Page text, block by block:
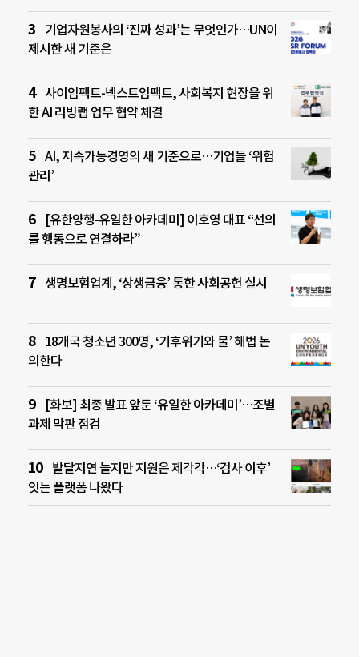
기업자원봉사의 ‘진짜 성과’는 무엇인가…UN이
제시한 새 기준은
사이임팩트-넥스트임팩트, 사회복지 현장을 위
한 AI 리빙랩 업무 협약 체결
AI, 지속가능경영의 새 기준으로…기업들 ‘위험
관리’
[유한양행-유일한 아카데미] 이호영 대표 “선의
를 행동으로 연결하라”
생명보험업계, ‘상생금융’ 통한 사회공헌 실시
18개국 청소년 300명, ‘기후위기와 물’ 해법 논
의한다
[화보] 최종 발표 앞둔 ‘유일한 아카데미’…조별
과제 막판 점검
발달지연 늘지만 지원은 제각각…‘검사 이후’
잇는 플랫폼 나왔다